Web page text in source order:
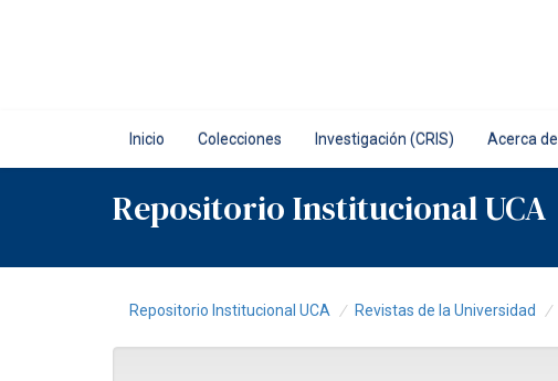
Inicio Colecciones Investigación (CRIS) Acerca de
Repositorio Institucional UCA
Repositorio Institucional UCA Revistas de la Universidad